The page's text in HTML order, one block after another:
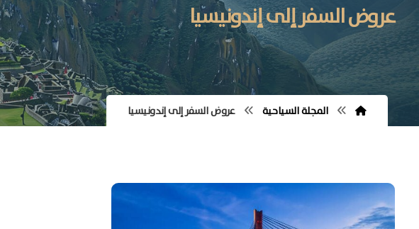
عروض السفر إلى إندونيسيا
المجلة السياحية عروض السفر إلى إندونيسيا